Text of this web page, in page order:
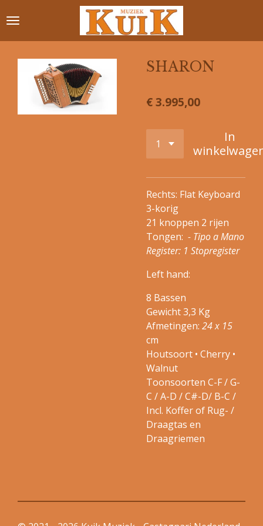
direct
naar
hoofdinhoud
SHARON
€ 3.995,00
In
Rechts: Flat Keyboard
3-korig
21 knoppen 2 rijen
Tongen: - Tipo a Mano
Register: 1 Stopregister
Left hand:
8 Bassen
Gewicht 3,3 Kg
Afmetingen: 24 x 15
cm
Houtsoort • Cherry •
Walnut
Toonsoorten C-F / G-
C / A-D / C#-D/ B-C /
Incl. Koffer of Rug- /
Draagtas en
Draagriemen